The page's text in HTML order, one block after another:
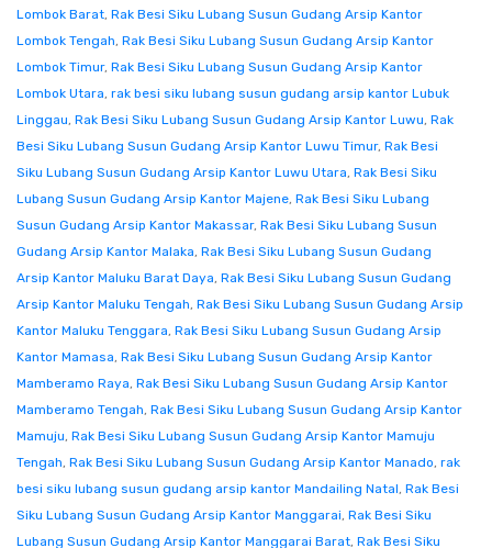
Lombok Barat, Rak Besi Siku Lubang Susun Gudang Arsip Kantor
Lombok Tengah, Rak Besi Siku Lubang Susun Gudang Arsip Kantor
Lombok Timur, Rak Besi Siku Lubang Susun Gudang Arsip Kantor
Lombok Utara, rak besi siku lubang susun gudang arsip kantor Lubuk
Linggau, Rak Besi Siku Lubang Susun Gudang Arsip Kantor Luwu, Rak
Besi Siku Lubang Susun Gudang Arsip Kantor Luwu Timur, Rak Besi
Siku Lubang Susun Gudang Arsip Kantor Luwu Utara, Rak Besi Siku
Lubang Susun Gudang Arsip Kantor Majene, Rak Besi Siku Lubang
Susun Gudang Arsip Kantor Makassar, Rak Besi Siku Lubang Susun
Gudang Arsip Kantor Malaka, Rak Besi Siku Lubang Susun Gudang
Arsip Kantor Maluku Barat Daya, Rak Besi Siku Lubang Susun Gudang
Arsip Kantor Maluku Tengah, Rak Besi Siku Lubang Susun Gudang Arsip
Kantor Maluku Tenggara, Rak Besi Siku Lubang Susun Gudang Arsip
Kantor Mamasa, Rak Besi Siku Lubang Susun Gudang Arsip Kantor
Mamberamo Raya, Rak Besi Siku Lubang Susun Gudang Arsip Kantor
Mamberamo Tengah, Rak Besi Siku Lubang Susun Gudang Arsip Kantor
Mamuju, Rak Besi Siku Lubang Susun Gudang Arsip Kantor Mamuju
Tengah, Rak Besi Siku Lubang Susun Gudang Arsip Kantor Manado, rak
besi siku lubang susun gudang arsip kantor Mandailing Natal, Rak Besi
Siku Lubang Susun Gudang Arsip Kantor Manggarai, Rak Besi Siku
Lubang Susun Gudang Arsip Kantor Manggarai Barat, Rak Besi Siku